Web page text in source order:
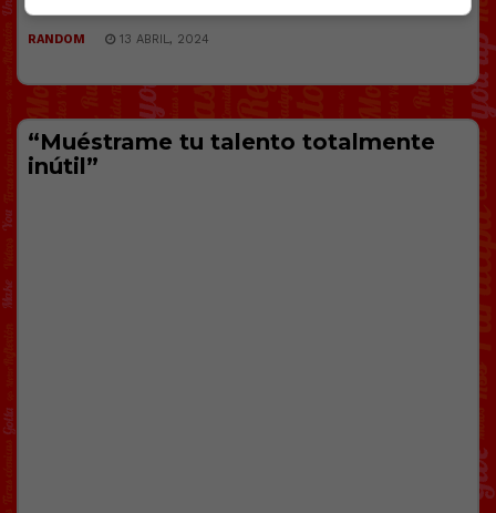
RANDOM 13 ABRIL, 2024
“Muéstrame tu talento totalmente
inútil”